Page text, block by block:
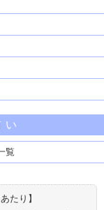
覧
たり】